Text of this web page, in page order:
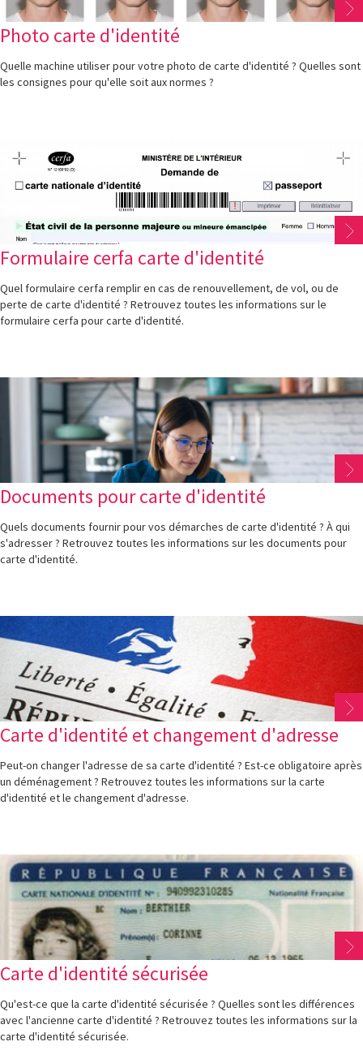
Photo carte d'identité
Quelle machine utiliser pour votre photo de carte d'identité ? Quelles sont
les consignes pour qu'elle soit aux normes ?
Formulaire cerfa carte d'identité
Quel formulaire cerfa remplir en cas de renouvellement, de vol, ou de
perte de carte d'identité ? Retrouvez toutes les informations sur le
formulaire cerfa pour carte d'identité.
Documents pour carte d'identité
Quels documents fournir pour vos démarches de carte d'identité ? À qui
s'adresser ? Retrouvez toutes les informations sur les documents pour
carte d'identité.
Carte d'identité et changement d'adresse
Peut-on changer l'adresse de sa carte d'identité ? Est-ce obligatoire après
un déménagement ? Retrouvez toutes les informations sur la carte
d'identité et le changement d'adresse.
Carte d'identité sécurisée
Qu'est-ce que la carte d'identité sécurisée ? Quelles sont les différences
avec l'ancienne carte d'identité ? Retrouvez toutes les informations sur la
carte d'identité sécurisée.